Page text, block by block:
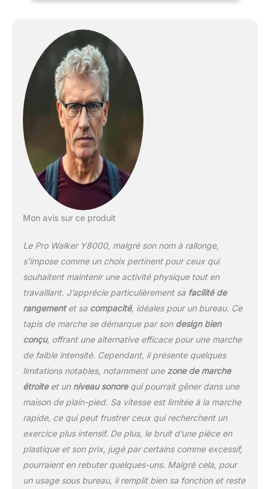
Mon avis sur ce produit
Le Pro Walker Y8000, malgré son nom à rallonge,
s’impose comme un choix pertinent pour ceux qui
souhaitent maintenir une activité physique tout en
travaillant. J’apprécie particulièrement sa facilité de
rangementet sa compacité, idéales pour un bureau. Ce
tapis de marche se démarque par son design bien
conçu, offrant une alternative efficace pour une marche
de faible intensité. Cependant, il présente quelques
limitations notables, notamment une zone de marche
étroiteet un niveau sonorequi pourrait gêner dans une
maison de plain-pied. Sa vitesse est limitée à la marche
rapide, ce qui peut frustrer ceux qui recherchent un
exercice plus intensif. De plus, le bruit d’une pièce en
plastique et son prix, jugé par certains comme excessif,
pourraient en rebuter quelques-uns. Malgré cela, pour
un usage sous bureau, il remplit bien sa fonction et reste